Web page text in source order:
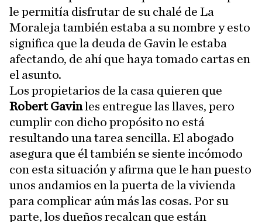
le permitía disfrutar de su chalé de La
Moraleja también estaba a su nombre y esto
significa que la deuda de Gavin le estaba
afectando, de ahí que haya tomado cartas en
el asunto.
Los propietarios de la casa quieren que
Robert Gavinles entregue las llaves, pero
cumplir con dicho propósito no está
resultando una tarea sencilla. El abogado
asegura que él también se siente incómodo
con esta situación y afirma que le han puesto
unos andamios en la puerta de la vivienda
para complicar aún más las cosas. Por su
parte, los dueños recalcan que están